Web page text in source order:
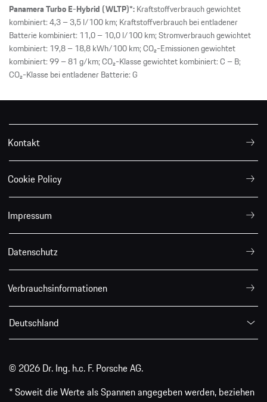
Panamera Turbo E-Hybrid (WLTP)*:Kraftstoffverbrauch gewichtet
kombiniert: 4,3 – 3,5 l/100 km; Kraftstoffverbrauch bei entladener
Batterie kombiniert: 11,0 – 10,0 l/100 km; Stromverbrauch gewichtet
kombiniert: 19,8 – 18,8 kWh/100 km; CO₂-Emissionen gewichtet
kombiniert: 99 – 81 g/km; CO₂-Klasse gewichtet kombiniert: C – B;
CO₂-Klasse bei entladener Batterie: G
Kontakt
Cookie Policy
Impressum
Datenschutz
Verbrauchsinformationen
Deutschland
© 2026 Dr. Ing. h.c. F. Porsche AG.
* Soweit die Werte als Spannen angegeben werden, beziehen